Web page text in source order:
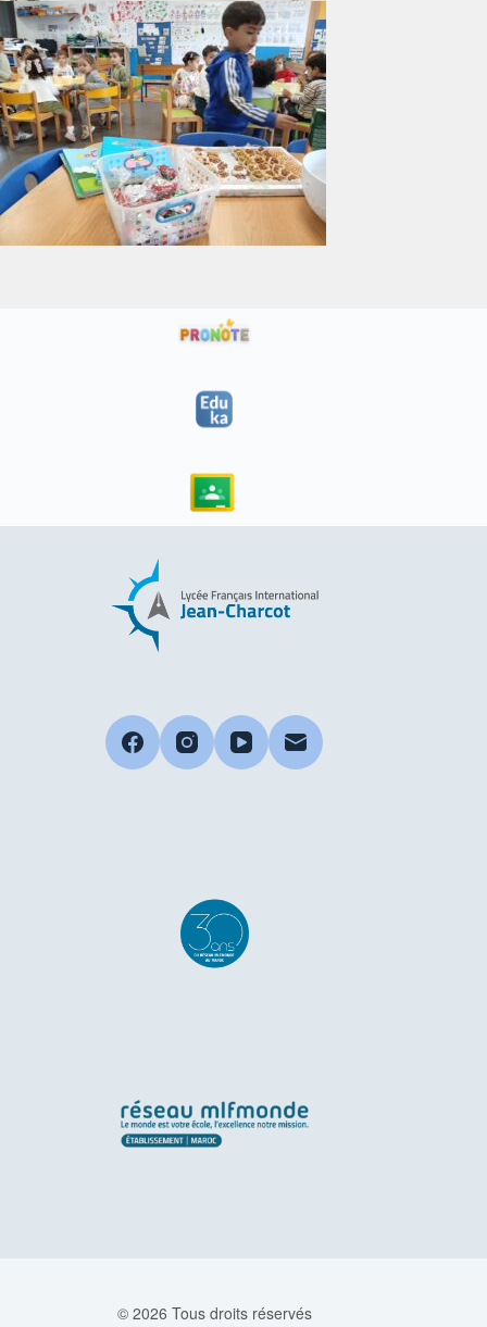
© 2026 Tous droits réservés